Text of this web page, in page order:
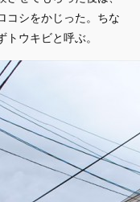
コシをかじった。ちな
ウキビと呼ぶ。